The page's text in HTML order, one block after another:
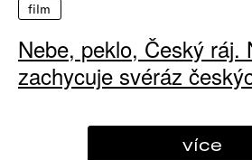
film
Nebe, peklo, Český ráj.
zachycuje svéráz
více